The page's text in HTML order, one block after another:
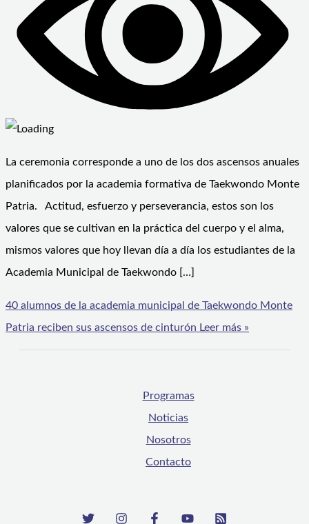
La ceremonia corresponde a uno de los dos ascensos anuales
planificados por la academia formativa de Taekwondo Monte
Patria. Actitud, esfuerzo y perseverancia, estos son los
valores que se cultivan en la práctica del cuerpo y el alma,
mismos valores que hoy llevan día a día los estudiantes de la
Academia Municipal de Taekwondo […]
40 alumnos de la academia municipal de Taekwondo Monte
Patria reciben sus ascensos de cinturón Leer más »
Programas
Noticias
Nosotros
Contacto